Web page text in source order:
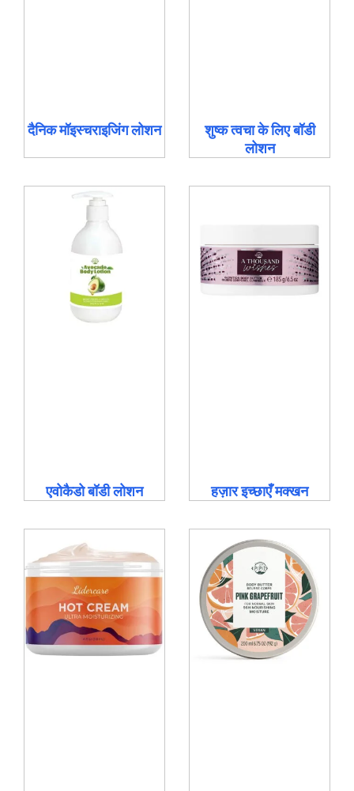
दैनिक मॉइस्चराइजिंग लोशन
शुष्क त्वचा के लिए बॉडी
लोशन
एवोकैडो बॉडी लोशन हज़ार इच्छाएँ मक्खन